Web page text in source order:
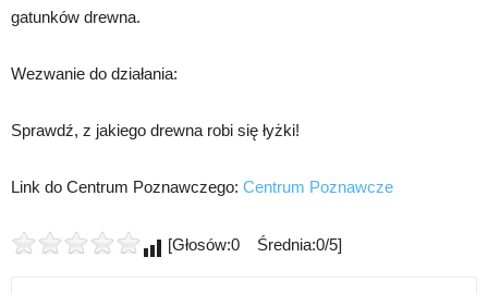
gatunków drewna.
Wezwanie do działania:
Sprawdź, z jakiego drewna robi się łyżki!
Link do Centrum Poznawczego: Centrum Poznawcze
[Głosów:0 Średnia:0/5]